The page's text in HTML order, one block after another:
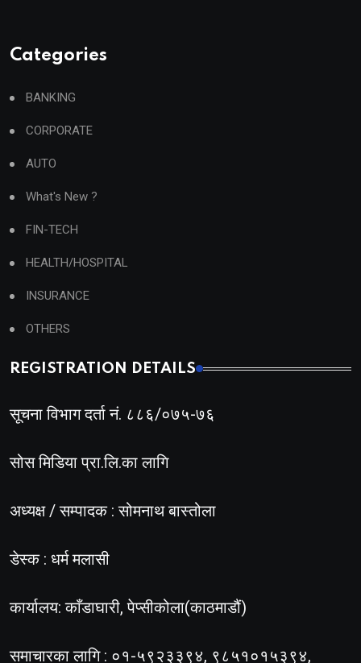
Categories
BANKING
CORPORATE
AUTO
What's New ?
FIN-TECH
HEALTH/HOSPITAL
INSURANCE
OTHERS
REGISTRATION DETAILS
सूचना विभाग दर्ता नं. ८८६/०७५-७६
सोस मिडिया प्रा.लि.का लागि
अध्यक्ष / सम्पादक : सोमनाथ बास्तोला
डेस्क : धर्म मलासी
कार्यालय: काँडाघारी, पेप्सीकोला(काठमाडौं)
समाचारका लागि : ०१-५९२३३९४, ९८५१०१५३९४,